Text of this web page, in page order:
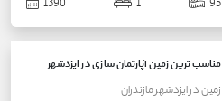
مناسب ترین زمین آپارتمان سازی در ایزدشهر
زمیندرایزدشهرمازندران